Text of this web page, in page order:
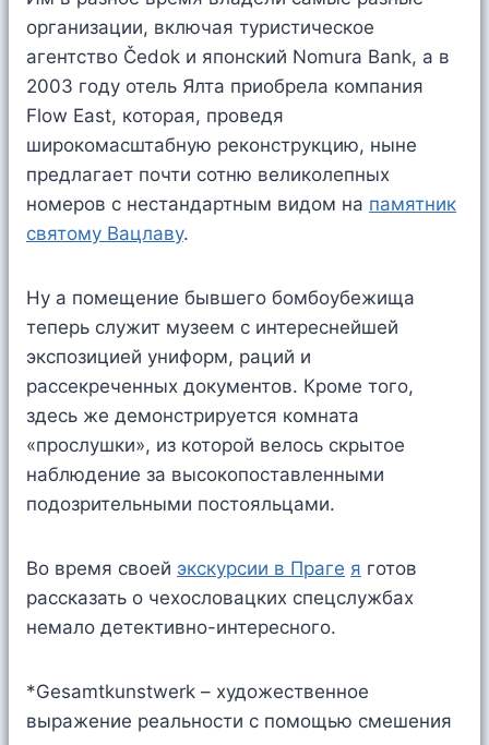
организации, включая туристическое
агентство Čedok и японский Nomura Bank, а в
2003 году отель Ялта приобрела компания
Flow East, которая, проведя
широкомасштабную реконструкцию, ныне
предлагает почти сотню великолепных
номеров с нестандартным видом на памятник
святому Вацлаву.
Ну а помещение бывшего бомбоубежища
теперь служит музеем с интереснейшей
экспозицией униформ, раций и
рассекреченных документов. Кроме того,
здесь же демонстрируется комната
«прослушки», из которой велось скрытое
наблюдение за высокопоставленными
подозрительными постояльцами.
Во время своей экскурсии в Праге я готов
рассказать о чехословацких спецслужбах
немало детективно-интересного.
*Gesamtkunstwerk – художественное
выражение реальности с помощью смешения